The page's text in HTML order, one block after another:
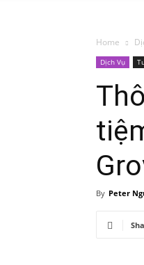
Home
Dịch Vụ
By Peter